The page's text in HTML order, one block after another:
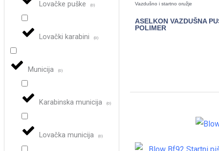
Lovačke puške (0)
Lovački karabini (0)
Municija (0)
Karabinska municija (0)
Lovačka municija (0)
Vazdušno i startno oružje
ASELKON VAZDUŠNA
POLIMER